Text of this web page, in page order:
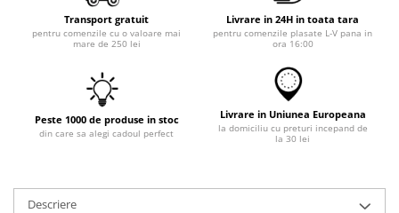
Transport gratuit
pentru comenzile cu o valoare mai
mare de 250 lei
Livrare in 24H in toata tara
pentru comenzile plasate L-V pana in
ora 16:00
Peste 1000 de produse in stoc
din care sa alegi cadoul perfect
Livrare in Uniunea Europeana
la domiciliu cu preturi incepand de
la 30 lei
Descriere